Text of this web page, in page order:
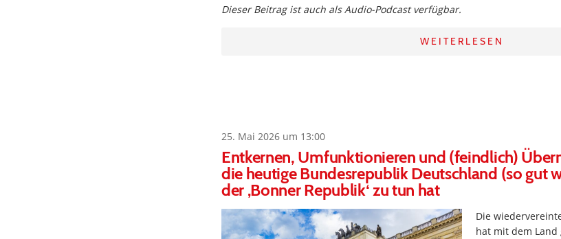
Dieser Beitrag ist auch als Audio-Podcast verfügbar.
WEITERLESEN
25. Mai 2026 um 13:00
Entkernen, Umfunktionieren und (feindlich)
die heutige Bundesrepublik Deutschland (so gut
der ‚Bonner Republik‘ zu tun hat
Die
hat mit dem Land